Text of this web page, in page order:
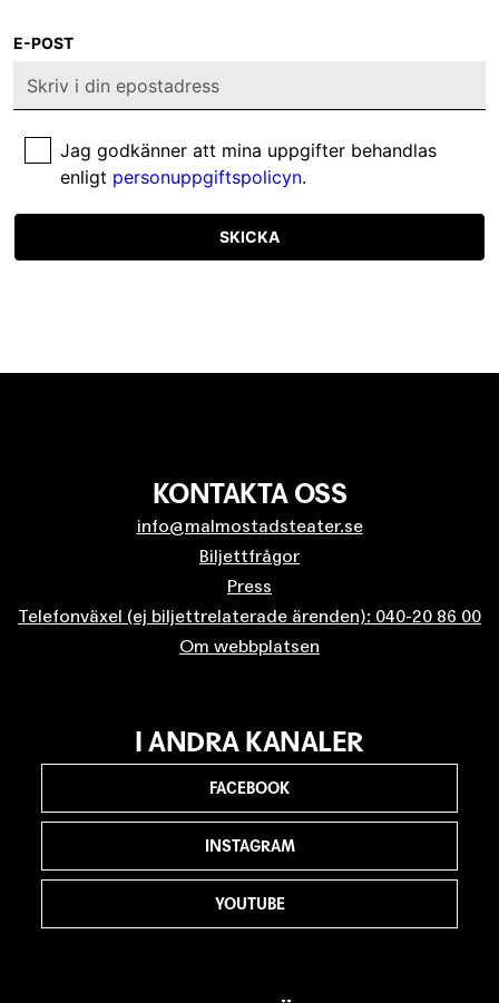
E-POST
Jag godkänner att mina uppgifter behandlas
enligt personuppgiftspolicyn.
SKICKA
KONTAKTA OSS
info@malmostadsteater.se
Biljettfrågor
Press
Telefonväxel (ej biljettrelaterade ärenden): 040-20 86 00
Om webbplatsen
I ANDRA KANALER
FACEBOOK
INSTAGRAM
YOUTUBE